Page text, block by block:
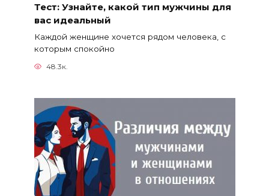
Тест: Узнайте, какой тип мужчины для
вас идеальный
Каждой женщине хочется рядом человека, с
которым спокойно
48.3к.